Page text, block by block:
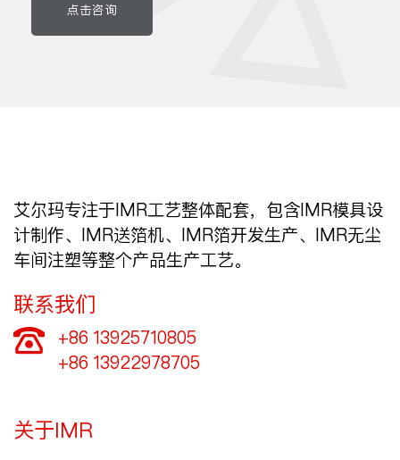
点击咨询
艾尔玛专注于IMR工艺整体配套，包含IMR模具设
计制作、IMR送箔机、IMR箔开发生产、IMR无尘
车间注塑等整个产品生产工艺。
联系我们
+86 13925710805
+86 13922978705
关于IMR